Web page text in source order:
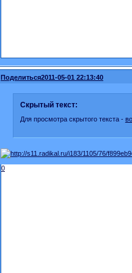
Поделиться2011-05-01 22:13:40
Скрытый текст:
Для просмотра скрытого текста -
0